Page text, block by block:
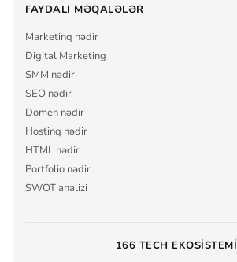
FAYDALI MƏQALƏLƏR
Marketinq nədir
Digital Marketing
SMM nədir
SEO nədir
Domen nədir
Hostinq nədir
HTML nədir
Portfolio nədir
SWOT analizi
166 TECH EKOSISTEMI